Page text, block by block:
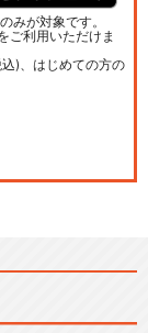
みが対象です。
ご利用いただけま
)、はじめての方の